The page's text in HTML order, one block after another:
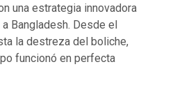
una estrategia innovadora
Bangladesh. Desde el
la destreza del boliche,
funcionó en perfecta